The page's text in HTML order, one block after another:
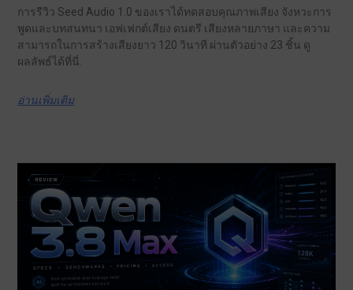
การรีวิว Seed Audio 1.0 ของเราได้ทดสอบคุณภาพเสียง จังหวะการ
พูดและบทสนทนา เอฟเฟกต์เสียง ดนตรี เสียงหลายภาษา และความ
สามารถในการสร้างเสียงยาว 120 วินาที ผ่านตัวอย่าง 23 ชิ้น ดู
ผลลัพธ์ได้ที่นี่.
อ่านเพิ่มเติม